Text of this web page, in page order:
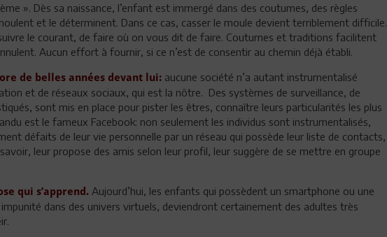
». Dès sa naissance, l’enfant est immergé dans des coutumes, des règles
et le déterminent. Dans ce cas, casser le moule devient terriblement difficile.
le courant, de faire où on vous dit de faire. Coutumes et traditions facilitent
Aucun effort à fournir, si ce n’est de consentir au chemin déjà établi.
de belles années devant lui: aucune société n’a autant instrumentalisé
et de réseaux sociaux, qui est la nôtre. Des systèmes de surveillance, de
sont mis en place pour pister les êtres, connaître leurs particularités les plus
est le fameux Facebook: non seulement les individus sont instrumentalisés,
défaits de leur vie personnelle par un réseau qui possède leur liste de contacts,
leur propose des amis selon leur profil, leur suggère de se mettre en groupe
qui s’apprend. Aujourd’hui, les enfants qui possèdent un smartphone ou une
dans des univers virtuels, deviendront certainement des adultes très